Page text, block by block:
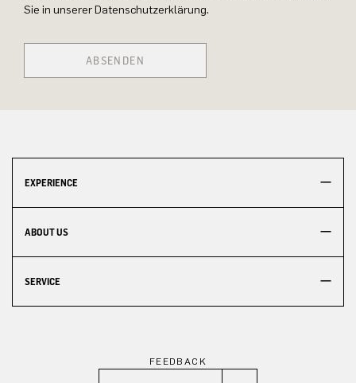
Sie in unserer Datenschutzerklärung.
ABSENDEN
EXPERIENCE
ABOUT US
SERVICE
FEEDBACK